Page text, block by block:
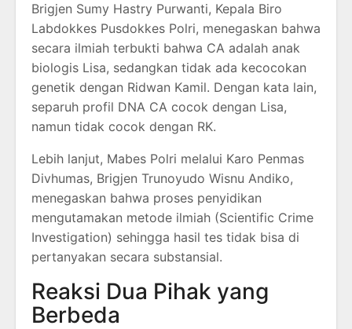
Brigjen Sumy Hastry Purwanti, Kepala Biro
Labdokkes Pusdokkes Polri, menegaskan bahwa
secara ilmiah terbukti bahwa CA adalah anak
biologis Lisa, sedangkan tidak ada kecocokan
genetik dengan Ridwan Kamil. Dengan kata lain,
separuh profil DNA CA cocok dengan Lisa,
namun tidak cocok dengan RK.
Lebih lanjut, Mabes Polri melalui Karo Penmas
Divhumas, Brigjen Trunoyudo Wisnu Andiko,
menegaskan bahwa proses penyidikan
mengutamakan metode ilmiah (Scientific Crime
Investigation) sehingga hasil tes tidak bisa di
pertanyakan secara substansial.
Reaksi Dua Pihak yang
Berbeda